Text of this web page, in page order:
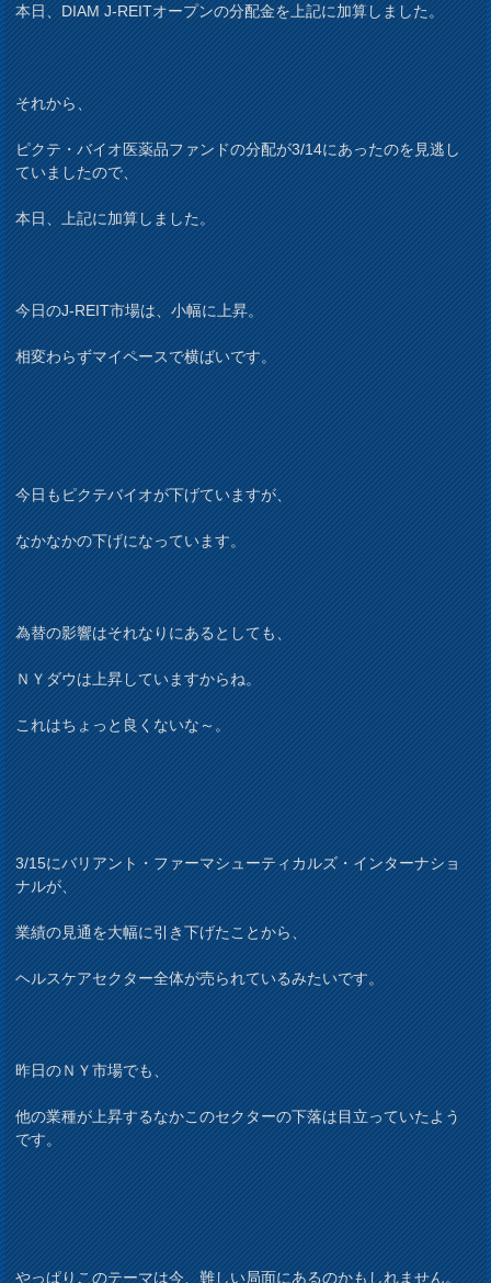
本日、DIAM J-REITオープンの分配金を上記に加算しました。
それから、
ピクテ・バイオ医薬品ファンドの分配が3/14にあったのを見逃し
ていましたので、
本日、上記に加算しました。
今日のJ-REIT市場は、小幅に上昇。
相変わらずマイペースで横ばいです。
今日もピクテバイオが下げていますが、
なかなかの下げになっています。
為替の影響はそれなりにあるとしても、
ＮＹダウは上昇していますからね。
これはちょっと良くないな～。
3/15にバリアント・ファーマシューティカルズ・インターナショ
ナルが、
業績の見通を大幅に引き下げたことから、
ヘルスケアセクター全体が売られているみたいです。
昨日のＮＹ市場でも、
他の業種が上昇するなかこのセクターの下落は目立っていたよう
です。
やっぱりこのテーマは今、難しい局面にあるのかもしれません。